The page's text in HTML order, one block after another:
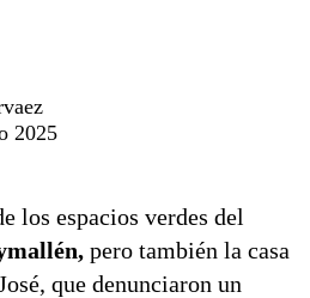
2025
los espacios verdes del
pero también la casa
que denunciaron un